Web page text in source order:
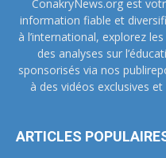
ConakryNews.org est
information fiable et
à l’international, explorez
des analyses sur
sponsorisés via nos
à des vidéos exclusives
ARTICLES